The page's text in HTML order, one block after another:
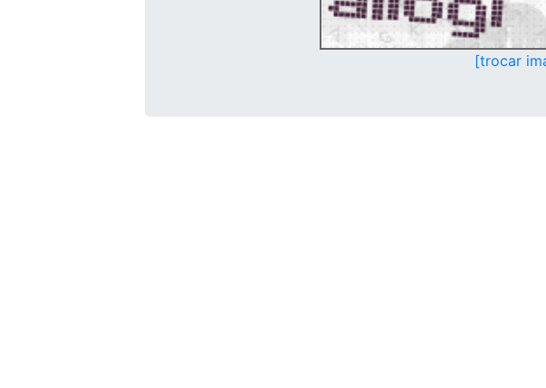
[trocar